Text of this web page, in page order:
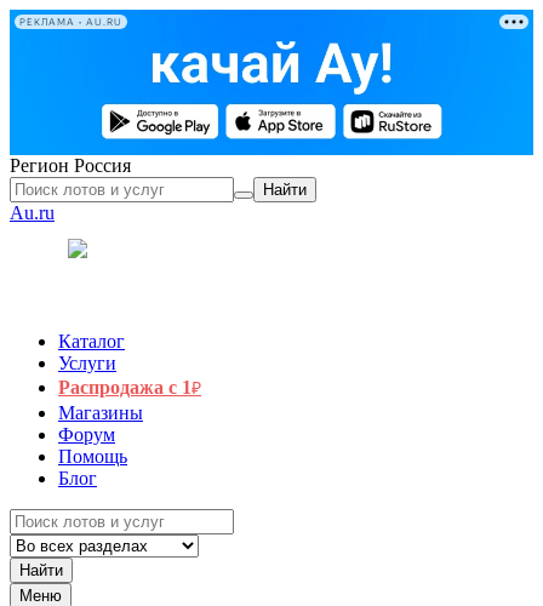
РЕКЛАМА • AU.RU
Регион Россия
Найти
Au.ru
Каталог
Услуги
Распродажа с 1₽
Магазины
Форум
Помощь
Блог
Найти
Меню